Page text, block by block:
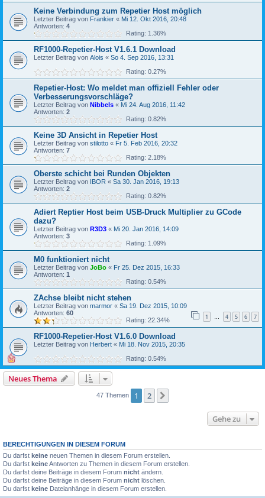
Keine Verbindung zum Repetier Host möglich
Letzter Beitrag von Frankier « Mi 12. Okt 2016, 20:48
Antworten: 4
Rating: 1.36%
RF1000-Repetier-Host V1.6.1 Download
Letzter Beitrag von Alois « So 4. Sep 2016, 13:31
Rating: 0.27%
Repetier-Host: Wo meldet man offiziell Fehler oder
Verbesserungsvorschläge?
Letzter Beitrag von Nibbels « Mi 24. Aug 2016, 11:42
Antworten: 2
Rating: 0.82%
Keine 3D Ansicht in Repetier Host
Letzter Beitrag von stilotto « Fr 5. Feb 2016, 20:32
Antworten: 7
Rating: 2.18%
Oberste schicht bei Runden Objekten
Letzter Beitrag von IBOR « Sa 30. Jan 2016, 19:13
Antworten: 2
Rating: 0.82%
Adiert Reptier Host beim USB-Druck Multiplier zu GCode
dazu?
Letzter Beitrag von R3D3 « Mi 20. Jan 2016, 14:09
Antworten: 3
Rating: 1.09%
M0 funktioniert nicht
Letzter Beitrag von JoBo « Fr 25. Dez 2015, 16:33
Antworten: 1
Rating: 0.54%
ZAchse bleibt nicht stehen
Letzter Beitrag von marmor « Sa 19. Dez 2015, 10:09
Antworten: 60 1 … 4 5 6 7
Rating: 22.34%
RF1000-Repetier-Host V1.6.0 Download
Letzter Beitrag von Herbert « Mi 18. Nov 2015, 20:35
Rating: 0.54%
Neues Thema
47 Themen 1 2
Gehe zu
BERECHTIGUNGEN IN DIESEM FORUM
Du darfst keine neuen Themen in diesem Forum erstellen.
Du darfst keineAntworten zu Themen in diesem Forum erstellen.
Du darfst deine Beiträge in diesem Forum nicht ändern.
Du darfst deine Beiträge in diesem Forum nicht löschen.
Du darfst keine Dateianhänge in diesem Forum erstellen.